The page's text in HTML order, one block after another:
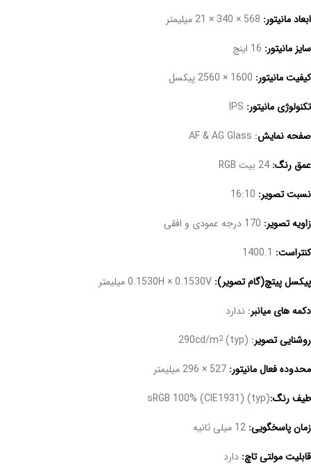
ابعاد مانیتور: 568 × 340 × 21 میلیمتر
سایز مانیتور: 16 اینچ
کیفیت مانیتور: 1600 × 2560 پیکسل
تکنولوژی مانیتور:
صفحه نمایش:
عمق رنگ: 24 بیت RGB
نسبت تصویر:
زاویه تصویر:
کنتراست:
پیکسل پیتچ(گام تصویر): 0.1530H × 0.1530V میلیمتر
دکمه های میانبر: ندارد
روشنایی تصویر:
2(typ)
محدوده فعال مانیتور:
طیف رنگ:sRGB 100% (CIE1931) (typ)
زمان پاسخگویی: 12 میلی ثانیه
قابلیت مولتی تاچ: دارد